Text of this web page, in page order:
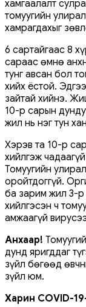
хамгаалалт
томуугийн
хамрагдахыг
6 сартайгаас 8
сараас өмнө
тунг авсан бол
хийх ёстой.
зайтай хийнэ.
10-р сарын
жил нь нэг тун
Хэрэв та 10-р
хийлгэж
Томуугийн
оройтдоггүй.
ба зарим жил 3-
хийлгэсэн ч
амжаагүй
Анхаар!
дунд яригддаг
зүйл бөгөөд
зүйл юм.
Харин COVID-